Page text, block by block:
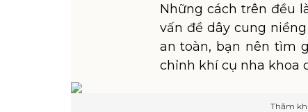
Những cách trên đều
vấn đề dây cung
an toàn, bạn nên tìm
chỉnh khí cụ nha khoa
Thăm